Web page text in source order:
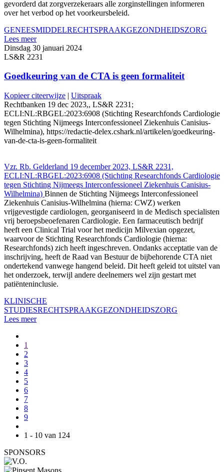
gevorderd dat zorgverzekeraars alle zorginstellingen informeren
over het verbod op het voorkeursbeleid.
GENEESMIDDELRECHTSPRAAKGEZONDHEIDSZORG
Lees meer
Dinsdag 30 januari 2024
LS&R 2231
Goedkeuring van de CTA is geen formaliteit
Kopieer citeerwijze | Uitspraak
Rechtbanken 19 dec 2023,, LS&R 2231;
ECLI:NL:RBGEL:2023:6908 (Stichting Researchfonds Cardiologie
tegen Stichting Nijmeegs Interconfessioneel Ziekenhuis Canisius-
Wilhelmina), https://redactie-delex.cshark.nl/artikelen/goedkeuring-
van-de-cta-is-geen-formaliteit
Vzr. Rb. Gelderland 19 december 2023, LS&R 2231,
ECLI:NL:RBGEL:2023:6908 (Stichting Researchfonds Cardiologie
tegen Stichting Nijmeegs Interconfessioneel Ziekenhuis Canisius-
Wilhelmina) Binnen de Stichting Nijmeegs Interconfessioneel
Ziekenhuis Canisius-Wilhelmina (hierna: CWZ) werken
vrijgevestigde cardiologen, georganiseerd in de Medisch specialisten
vrij beroepsbeoefenaren Cardiologie. Een farmaceutisch bedrijf
heeft een Clinical Trial voor het medicijn Milvexian opgezet,
waarvoor de Stichting Researchfonds Cardiologie (hierna:
Researchfonds) zich heeft ingeschreven. Ondanks acceptatie van de
inschrijving, heeft de Raad van Bestuur de bijbehorende CTA niet
ondertekend vanwege hangend beleid. Dit heeft geleid tot uitstel van
het onderzoek, terwijl andere deelnemers wel zijn gestart met
patiënteninclusie.
KLINISCHE
STUDIESRECHTSPRAAKGEZONDHEIDSZORG
Lees meer
1
2
3
4
5
6
7
8
9
1 - 10 van 124
SPONSORS